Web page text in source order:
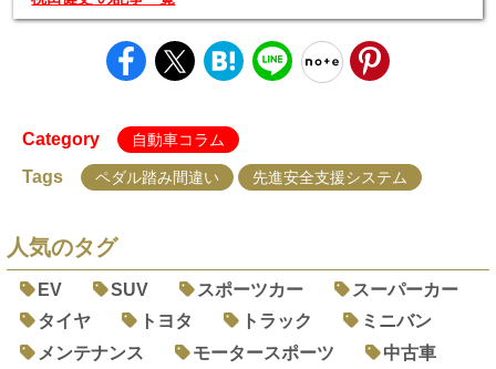
Category 自動車コラム
Tags ペダル踏み間違い 先進安全支援システム
人気のタグ
EV SUV スポーツカー
スーパーカー
タイヤ
トヨタ トラック
ミニバン
メンテナンス
モータースポーツ
中古車